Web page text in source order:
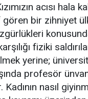
acısı hala
gören bir zihniyet
fiziki
yerine;
profesör
nasıl